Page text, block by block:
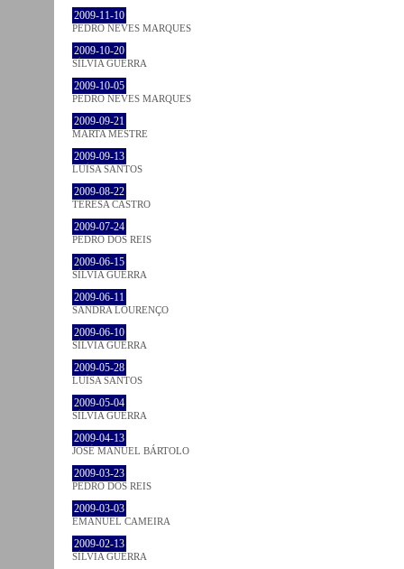
2009-11-10
PEDRO NEVES MARQUES
2009-10-20
SÍLVIA GUERRA
2009-10-05
PEDRO NEVES MARQUES
2009-09-21
MARTA MESTRE
2009-09-13
LUÍSA SANTOS
2009-08-22
TERESA CASTRO
2009-07-24
PEDRO DOS REIS
2009-06-15
SÍLVIA GUERRA
2009-06-11
SANDRA LOURENÇO
2009-06-10
SÍLVIA GUERRA
2009-05-28
LUÍSA SANTOS
2009-05-04
SÍLVIA GUERRA
2009-04-13
JOSÉ MANUEL BÁRTOLO
2009-03-23
PEDRO DOS REIS
2009-03-03
EMANUEL CAMEIRA
2009-02-13
SÍLVIA GUERRA